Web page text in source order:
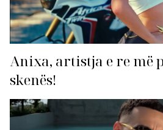
Anixa, artistja e re më
skenës!